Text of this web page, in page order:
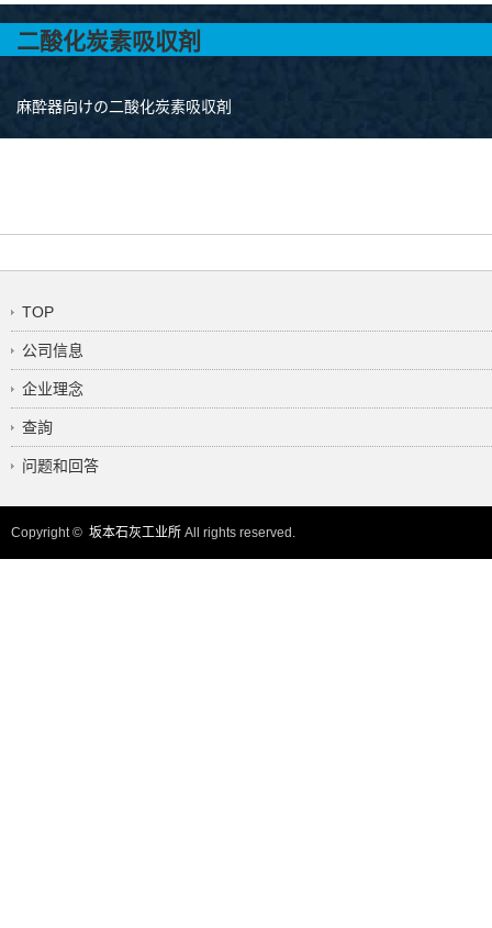
二酸化炭素吸収剤
麻酔器向けの二酸化炭素吸収剤
TOP
公司信息
企业理念
查詢
问题和回答
Copyright © 坂本石灰工业所 All rights reserved.